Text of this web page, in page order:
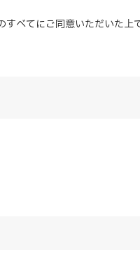
すべてにご同意いただいた上